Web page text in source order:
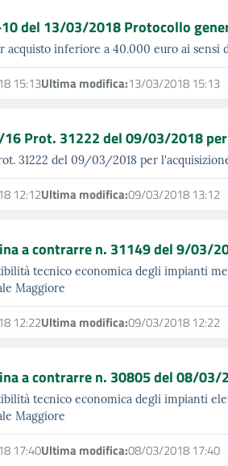
del 13/03/2018 Protocollo
acquisto inferiore a 40.000 euro ai
15:13Ultima modifica:13/03/2018 15:13
Prot. 31222 del 09/03/2018
31222 del 09/03/2018 per
12:12Ultima modifica:09/03/2018 13:12
a contrarre n. 31149 del 9/03/
tecnico economica degli impianti
Maggiore
12:22Ultima modifica:09/03/2018 12:22
a contrarre n. 30805 del 08/03/
tecnico economica degli impianti
Maggiore
17:40Ultima modifica:08/03/2018 17:40